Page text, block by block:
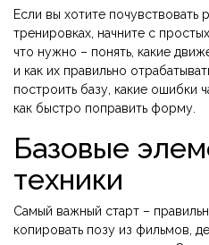
Если вы хотите почувствовать
тренировках, начните с
что нужно – понять, какие
и как их правильно
построить базу, какие ошибки
как быстро поправить форму.
Базовые
техники
Самый важный старт –
копировать позу из фильмов,